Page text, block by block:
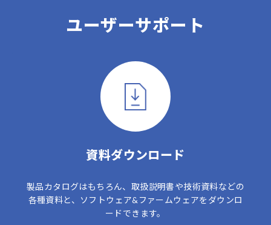
ユーザーサポート
資料ダウンロード
製品カタログはもちろん、取扱説明書や技術資料などの
各種資料と、ソフトウェア&ファームウェアをダウンロ
ードできます。